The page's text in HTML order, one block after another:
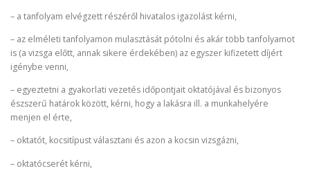
– a tanfolyam elvégzett részéről hivatalos igazolást kérni,
– az elméleti tanfolyamon mulasztását pótolni és akár több tanfolyamot
is (a vizsga előtt, annak sikere érdekében) az egyszer kifizetett díjért
igénybe venni,
– egyeztetni a gyakorlati vezetés időpontjait oktatójával és bizonyos
észszerű határok között, kérni, hogy a lakásra ill. a munkahelyére
menjen el érte,
– oktatót, kocsitípust választani és azon a kocsin vizsgázni,
– oktatócserét kérni,